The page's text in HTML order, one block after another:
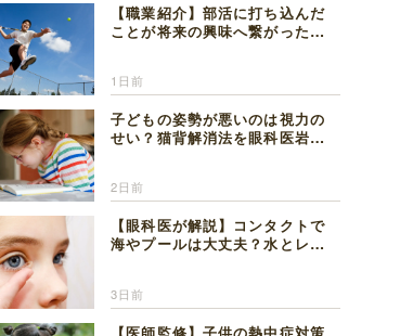
【職業紹介】部活に打ち込んだ
ことが将来の興味へ繋がった。
1日前
子どもの姿勢が悪いのは視力の
せい？猫背解消法を眼科医岩見
2日前
【眼科医が解説】コンタクトで
海やプールは大丈夫？水とレン
3日前